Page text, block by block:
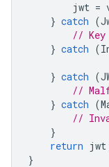
jwt =
} catch (
// Key
} catch (
} catch (
//
} catch (
//
}
return jwt
}